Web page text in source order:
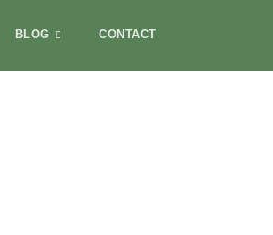
BLOG CONTACT